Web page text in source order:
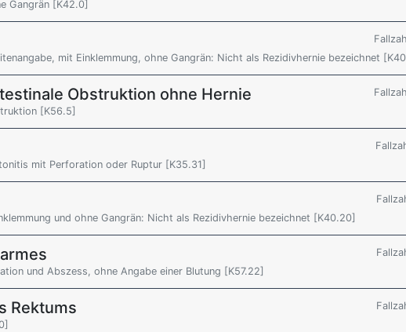
Gangrän [K42.0]
mit Einklemmung, ohne Gangrän: Nicht als Rezidivhernie bezeichnet
Obstruktion ohne Hernie
[K56.5]
mit Perforation oder Ruptur [K35.31]
und ohne Gangrän: Nicht als Rezidivhernie bezeichnet [K40.20]
und Abszess, ohne Angabe einer Blutung [K57.22]
Rektums